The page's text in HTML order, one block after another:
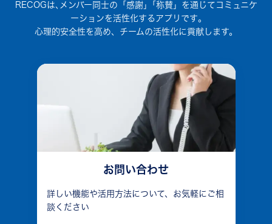
RECOGは､メンバー同士の「感謝」｢称賛」を通じてコミュニケ
ーションを活性化するアプリです｡
心理的安全性を高め、チームの活性化に貢献します。
お問い合わせ
詳しい機能や活用方法について、お気軽にご相
談ください